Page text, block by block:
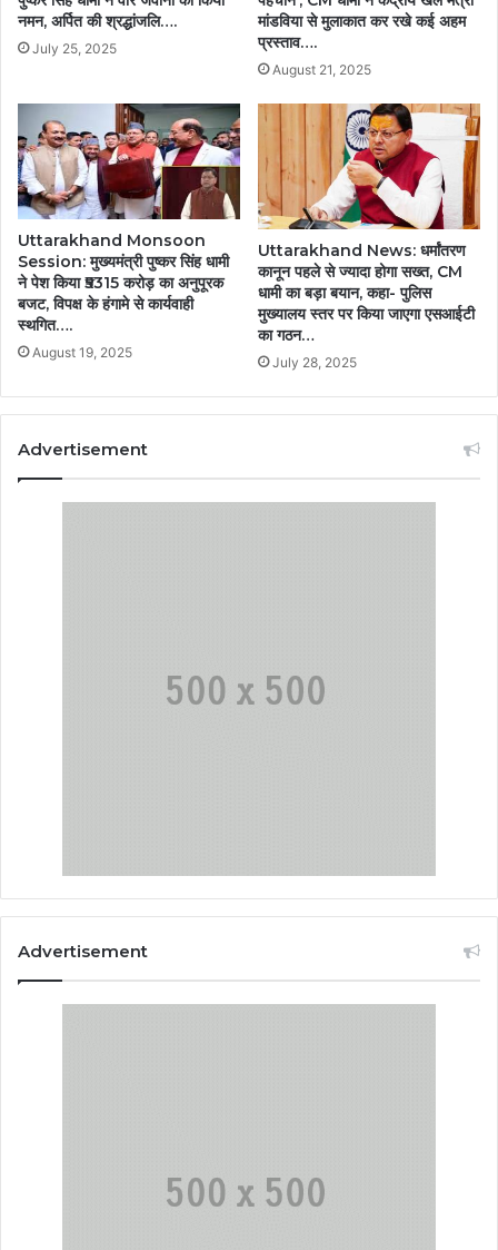
नमन, अर्पित की श्रद्धांजलि….
July 25, 2025
मांडविया से मुलाकात कर रखे कई अहम
प्रस्ताव….
August 21, 2025
Uttarakhand Monsoon
Session: मुख्यमंत्री पुष्कर सिंह धामी
ने पेश किया ₹5315 करोड़ का अनुपूरक
बजट, विपक्ष के हंगामे से कार्यवाही
स्थगित….
August 19, 2025
Uttarakhand News: धर्मांतरण
कानून पहले से ज्यादा होगा सख्त, CM
धामी का बड़ा बयान, कहा- पुलिस
मुख्यालय स्तर पर किया जाएगा एसआईटी
का गठन…
July 28, 2025
Advertisement
Advertisement